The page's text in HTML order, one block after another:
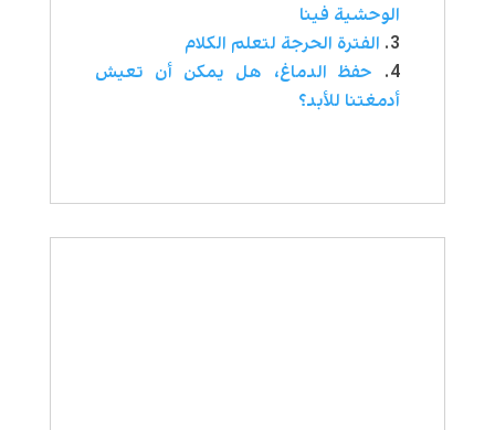
الوحشية فينا
الفترة الحرجة لتعلم الكلام
حفظ الدماغ، هل يمكن أن تعيش
أدمغتنا للأبد؟